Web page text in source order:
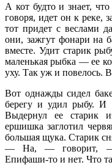
А кот будто и знает,
говоря, идет он к реке,
тот придет с веслами
они, зажгут фонари на
вместе. Удит старик
маленькая рыбка — ее
уху. Так уж и повелось.
Вот однажды сидел
берегу и удил рыбу. И
Выдернул ее старик
ершишка заглотил
большая щука. Старик
— На, — говорит, —
Епифаши-то и нет. Что